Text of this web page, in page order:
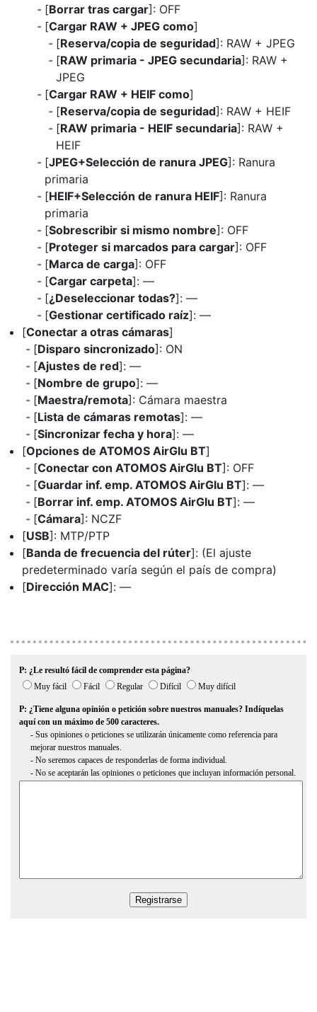
[Borrar tras cargar]: OFF
[Cargar RAW + JPEG como]
[Reserva/copia de seguridad]: RAW + JPEG
[RAW primaria - JPEG secundaria]: RAW +
JPEG
[Cargar RAW + HEIF como]
[Reserva/copia de seguridad]: RAW + HEIF
[RAW primaria - HEIF secundaria]: RAW +
HEIF
[JPEG+Selección de ranura JPEG]: Ranura
primaria
[HEIF+Selección de ranura HEIF]: Ranura
primaria
[Sobrescribir si mismo nombre]: OFF
[Proteger si marcados para cargar]: OFF
[Marca de carga]: OFF
[Cargar carpeta]: —
[¿Deseleccionar todas?]: —
[Gestionar certificado raíz]: —
[Conectar a otras cámaras]
[Disparo sincronizado]: ON
[Ajustes de red]: —
[Nombre de grupo]: —
[Maestra/remota]: Cámara maestra
[Lista de cámaras remotas]: —
[Sincronizar fecha y hora]: —
[Opciones de ATOMOS AirGlu BT]
[Conectar con ATOMOS AirGlu BT]: OFF
[Guardar inf. emp. ATOMOS AirGlu BT]: —
[Borrar inf. emp. ATOMOS AirGlu BT]: —
[Cámara]: NCZF
[USB]: MTP/PTP
[Banda de frecuencia del rúter]: (El ajuste
predeterminado varía según el país de compra)
[Dirección MAC]: —